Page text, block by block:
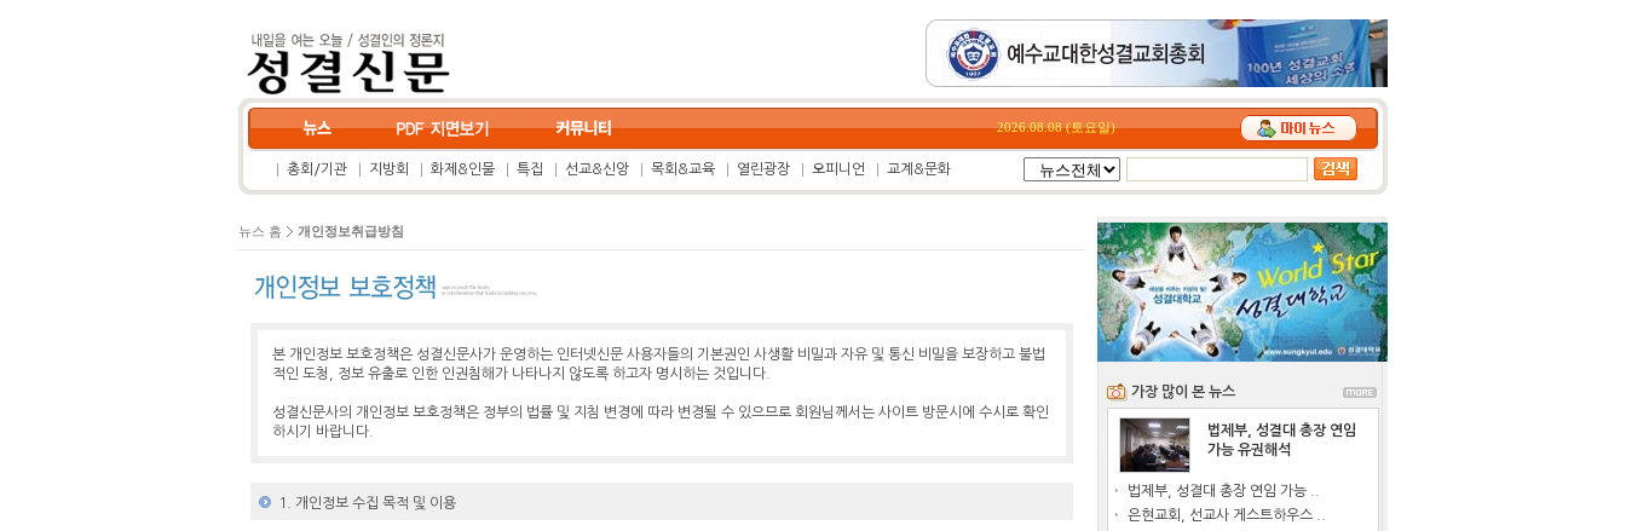
2026.08.08 (토요일)
총회/기관 지방회 화제&인물 특집 선교&신앙 목회&교육 열린광장 오피니언 교계&문화
뉴스 홈 개인정보취급방침
본 개인정보 보호정책은 성결신문사가 운영하는 인터넷신문 사용자들의 기본권인 사생활 비밀과 자유 및 통신 비밀을 보장하고 불법
적인 도청, 정보 유출로 인한 인권침해가 나타나지 않도록 하고자 명시하는 것입니다.
성결신문사의 개인정보 보호정책은 정부의 법률 및 지침 변경에 따라 변경될 수 있으므로 회원님께서는 사이트 방문시에 수시로 확인
하시기 바랍니다.
1. 개인정보 수집 목적 및 이용
가장 많이 본 뉴스
법제부, 성결대 총장 연임
가능 유권해석
법제부, 성결대 총장 연임 가능 ..
은현교회, 선교사 게스트하우스 ..